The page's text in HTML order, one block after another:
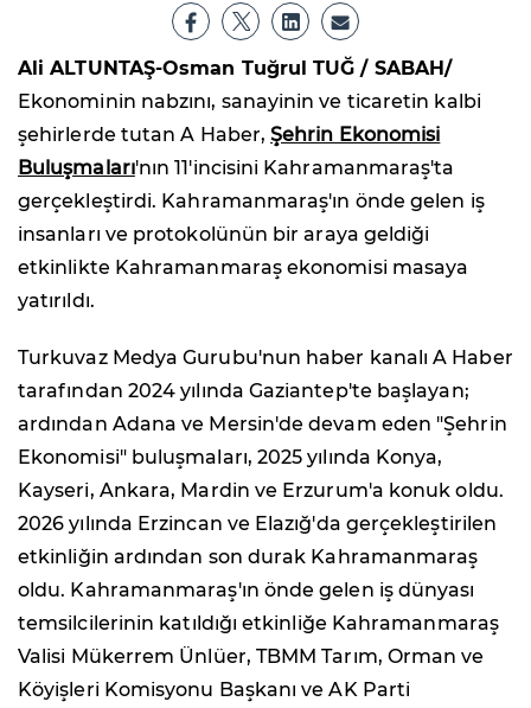
Ali ALTUNTAŞ-Osman Tuğrul TUĞ / SABAH/
Ekonominin nabzını, sanayinin ve ticaretin kalbi
şehirlerde tutan A Haber,Şehrin Ekonomisi
Buluşmaları'nın 11'incisini Kahramanmaraş'ta
gerçekleştirdi. Kahramanmaraş'ın önde gelen iş
insanları ve protokolünün bir araya geldiği
etkinlikte Kahramanmaraş ekonomisi masaya
yatırıldı.
Turkuvaz Medya Gurubu'nun haber kanalı A Haber
tarafından 2024 yılında Gaziantep'te başlayan;
ardından Adana ve Mersin'de devam eden "Şehrin
Ekonomisi" buluşmaları, 2025 yılında Konya,
Kayseri, Ankara, Mardin ve Erzurum'a konuk oldu.
2026 yılında Erzincan ve Elazığ'da gerçekleştirilen
etkinliğin ardından son durak Kahramanmaraş
oldu. Kahramanmaraş'ın önde gelen iş dünyası
temsilcilerinin katıldığı etkinliğe Kahramanmaraş
Valisi Mükerrem Ünlüer, TBMM Tarım, Orman ve
Köyişleri Komisyonu Başkanı ve AK Parti